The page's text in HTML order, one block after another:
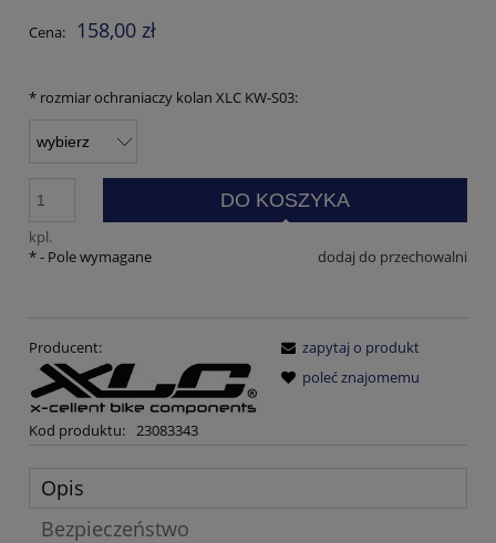
Cena: 158,00 zł
* rozmiar ochraniaczy kolan XLC KW-S03:
kpl.
DO KOSZYKA
dodaj do przechowalni
*- Pole wymagane
Producent:
Kod produktu: 23083343
zapytaj o produkt
poleć znajomemu
Opis
Bezpieczeństwo